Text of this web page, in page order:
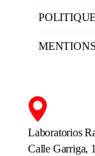
Laboratorios
Calle Garriga,